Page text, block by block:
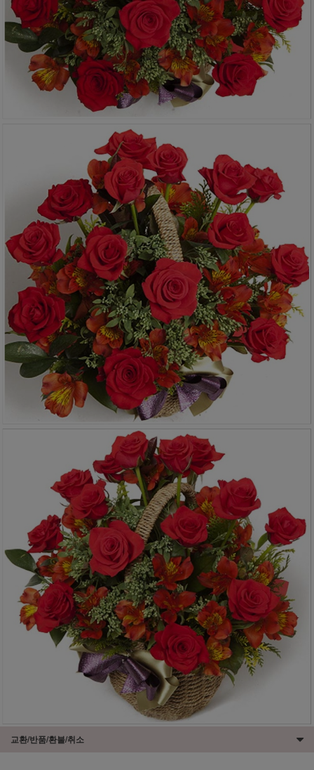
교환/반품/환불/취소